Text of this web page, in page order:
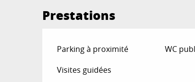
Prestations
Parking à proximité WC
Visites guidées